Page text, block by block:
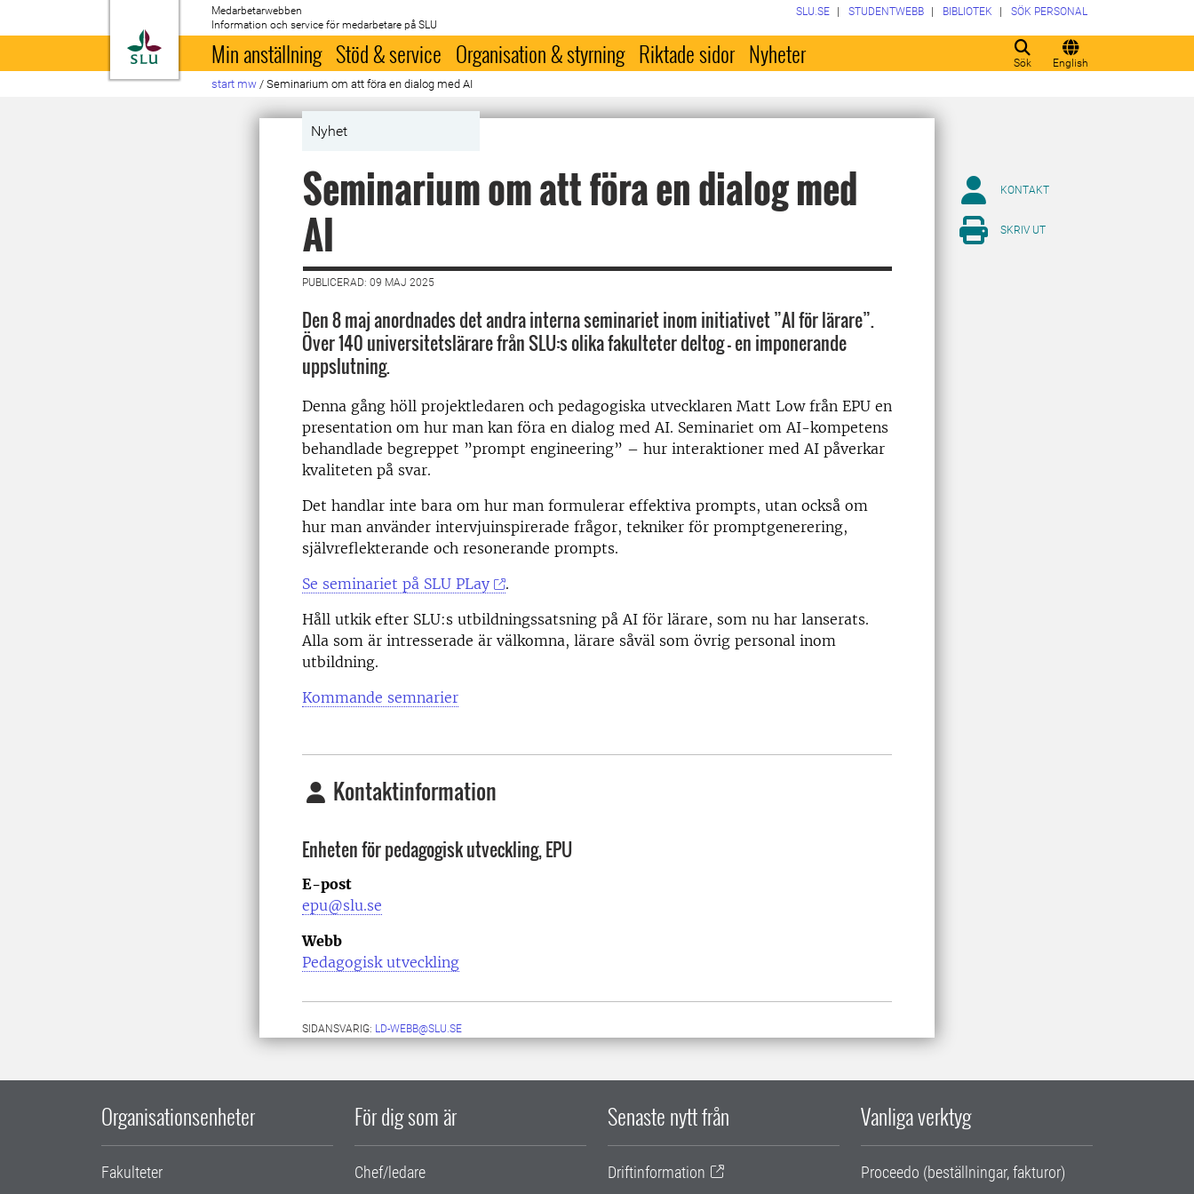
Till startsida
Medarbetarwebben
Information och service för medarbetare på SLU
Sök English
SLU.SE STUDENTWEBB BIBLIOTEK SÖK PERSONAL
Min anställning Stöd & service Organisation & styrning Riktade sidor Nyheter
start mw / Seminarium om att föra en dialog med AI
Nyhet
Seminarium om att föra en dialog med
AI
PUBLICERAD: 09 MAJ 2025
Den 8 maj anordnades det andra interna seminariet inom initiativet ”AI för lärare”.
Över 140 universitetslärare från SLU:s olika fakulteter deltog – en imponerande
uppslutning.
Denna gång höll projektledaren och pedagogiska utvecklaren Matt Low från EPU en
presentation om hur man kan föra en dialog med AI. Seminariet om AI-kompetens
behandlade begreppet ”prompt engineering” – hur interaktioner med AI påverkar
kvaliteten på svar.
Det handlar inte bara om hur man formulerar effektiva prompts, utan också om
hur man använder intervjuinspirerade frågor, tekniker för promptgenerering,
självreflekterande och resonerande prompts.
Se seminariet på SLU PLay
.
Håll utkik efter SLU:s utbildningssatsning på AI för lärare, som nu har lanserats.
Alla som är intresserade är välkomna, lärare såväl som övrig personal inom
utbildning.
Kommande semnarier
Kontaktinformation
Enheten för pedagogisk utveckling, EPU
E-post
epu@slu.se
Webb
Pedagogisk utveckling
SIDANSVARIG: LD-WEBB@SLU.SE
KONTAKT
SKRIV UT
Organisationsenheter
Fakulteter
För dig som är
Chef/ledare
Senaste nytt från
Driftinformation
Vanliga verktyg
Proceedo (beställningar, fakturor)